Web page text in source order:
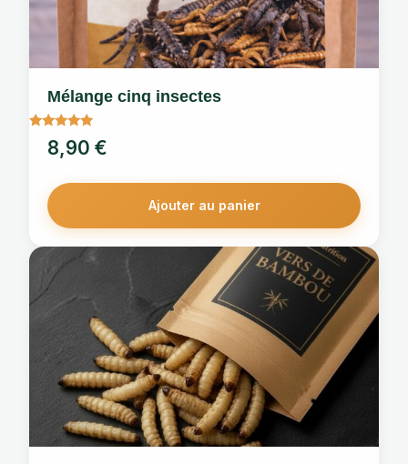
Mélange cinq insectes
Note
5.00
sur 5
8,90 €
Ajouter au panier